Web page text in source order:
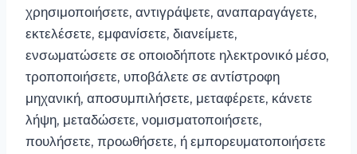
χρησιμοποιήσετε, αντιγράψετε, αναπαραγάγετε,
εκτελέσετε, εμφανίσετε, διανείμετε,
ενσωματώσετε σε οποιοδήποτε ηλεκτρονικό μέσο,
τροποποιήσετε, υποβάλετε σε αντίστροφη
μηχανική, αποσυμπιλήσετε, μεταφέρετε, κάνετε
λήψη, μεταδώσετε, νομισματοποιήσετε,
πουλήσετε, προωθήσετε, ή εμπορευματοποιήσετε